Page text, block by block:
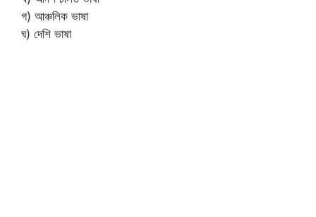
গ) আঞ্চলিক ভাষা
ঘ) দেশি ভাষা